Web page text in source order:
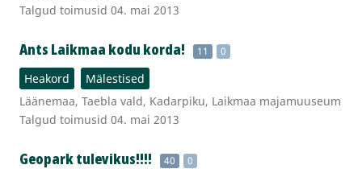
Talgud toimusid 04. mai 2013
Ants Laikmaa kodu korda! 11 0
Heakord
Mälestised
Läänemaa, Taebla vald, Kadarpiku, Laikmaa majamuuseum
Talgud toimusid 04. mai 2013
Geopark tulevikus!!!! 40 0